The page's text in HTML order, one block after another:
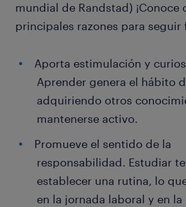
mundial de Randstad) ¡Conoce
principales razones para seguir
Aporta estimulación y
Aprender genera el hábito
adquiriendo otros
mantenerse activo.
Promueve el sentido de la
responsabilidad. Estudiar
establecer una rutina, lo
en la jornada laboral y en